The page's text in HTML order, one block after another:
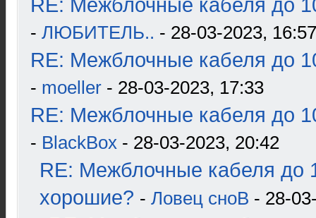
RE: Межблочные кабеля до
- ЛЮБИТЕЛЬ.. - 28-03-2023, 16:57
RE: Межблочные кабеля до
- moeller - 28-03-2023, 17:33
RE: Межблочные кабеля до
- BlackBox - 28-03-2023, 20:42
RE: Межблочные кабеля до
хорошие? - Ловец сноВ - 28-